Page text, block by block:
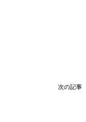
次の記事